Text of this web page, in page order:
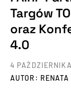
Targów
oraz
4.0
AUTOR: RENATA
4